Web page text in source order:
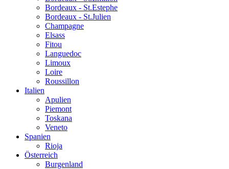
Bordeaux - St.Estephe
Bordeaux - St.Julien
Champagne
Elsass
Fitou
Languedoc
Limoux
Loire
Roussillon
Italien
Apulien
Piemont
Toskana
Veneto
Spanien
Rioja
Österreich
Burgenland